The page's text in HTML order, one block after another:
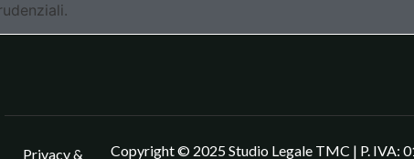
Privacy &
Copyright © 2025 Studio Legale TMC | P. IVA: